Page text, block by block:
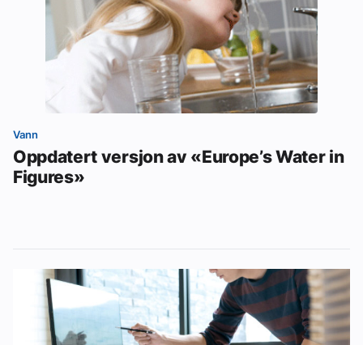
Vann
Oppdatert versjon av «Europe’s Water in
Figures»